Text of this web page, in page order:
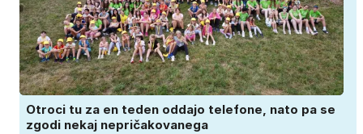
Otroci tu za en teden oddajo telefone, nato pa se
zgodi nekaj nepričakovanega